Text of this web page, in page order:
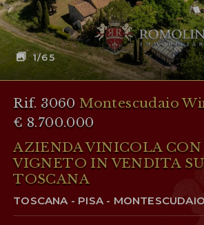
1/65
Rif. 3060Montescudaio
€ 8.700.000
AZIENDA VINICOLA CON
VIGNETO IN VENDITA
TOSCANA
TOSCANA - PISA - MONTESCUDAIO